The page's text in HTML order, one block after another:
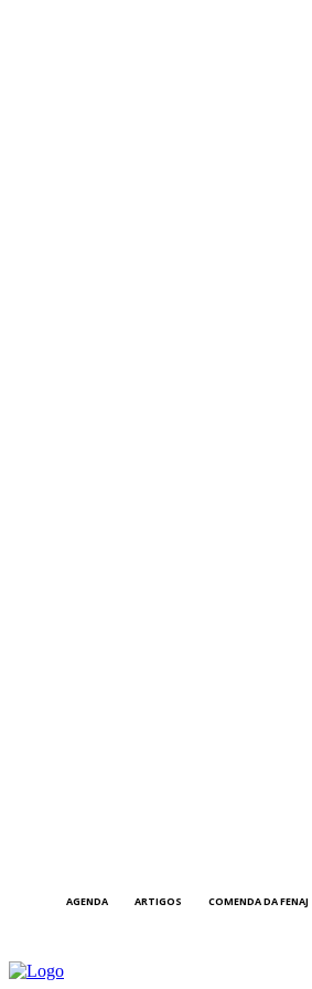
AGENDA ARTIGOS COMENDA DA FENAJ